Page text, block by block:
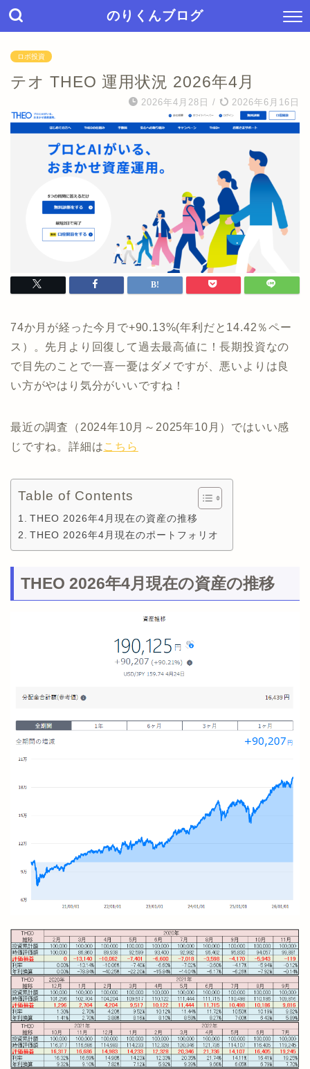
のりくんブログ
ロボ投資
テオ THEO 運用状況 2026年4月
2026年4月28日 / 2026年6月16日
74か月が経った今月で+90.13%(年利だと14.42％ペー
ス）。先月より回復して過去最高値に！長期投資なの
で目先のことで一喜一憂はダメですが、悪いよりは良
い方がやはり気分がいいですね！
最近の調査（2024年10月～2025年10月）ではいい感
じですね。詳細はこちら
Table of Contents
THEO 2026年4月現在の資産の推移
THEO 2026年4月現在のポートフォリオ
THEO 2026年4月現在の資産の推移